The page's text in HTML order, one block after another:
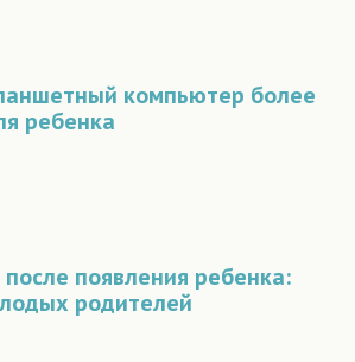
компьютер более
ребенка
появления ребенка:
родителей